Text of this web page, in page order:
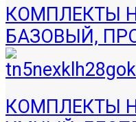
КОМПЛЕКТЫ
БАЗОВЫЙ,
КОМПЛЕКТЫ